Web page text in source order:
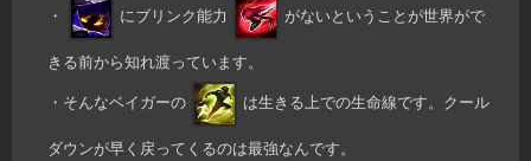
・ にブリンク能力 がないということが世界がで
きる前から知れ渡っています。
・そんなベイガーの
は生きる上での生命線です。クール
ダウンが早く戻ってくるのは最強なんです。